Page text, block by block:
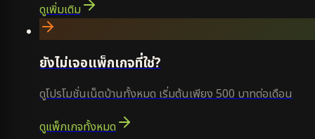
ดูเพิ่มเติม
ยังไม่เจอแพ็กเกจที่ใช่?
ดูโปรโมชั่นเน็ตบ้านทั้งหมด เริ่มต้นเพียง 500 บาทต่อเดือน
ดูแพ็กเกจทั้งหมด